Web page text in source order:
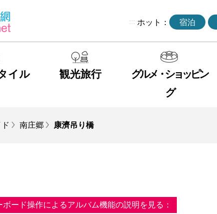
::: ホット： 宿泊
イル 観光旅行
グルメ・ショッピン
グ
南庄郷 康濟吊り橋
ード操作によるアルバム機能の説明を見る：